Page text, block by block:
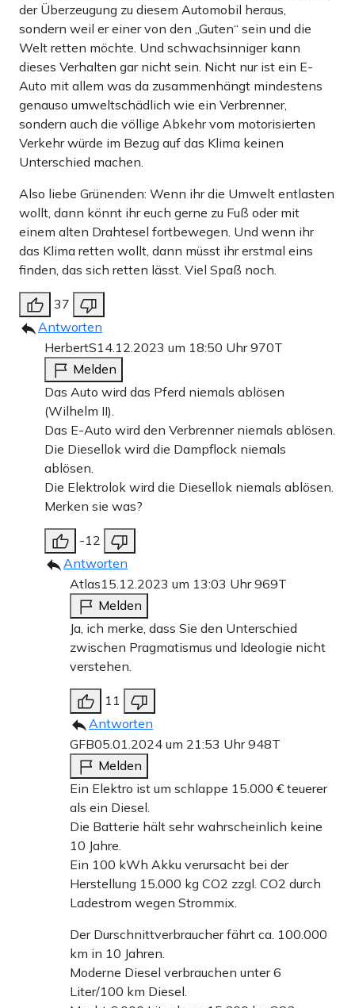
der Überzeugung zu diesem Automobil heraus,
sondern weil er einer von den „Guten“ sein und die
Welt retten möchte. Und schwachsinniger kann
dieses Verhalten gar nicht sein. Nicht nur ist ein E-
Auto mit allem was da zusammenhängt mindestens
genauso umweltschädlich wie ein Verbrenner,
sondern auch die völlige Abkehr vom motorisierten
Verkehr würde im Bezug auf das Klima keinen
Unterschied machen.
Also liebe Grünenden: Wenn ihr die Umwelt entlasten
wollt, dann könnt ihr euch gerne zu Fuß oder mit
einem alten Drahtesel fortbewegen. Und wenn ihr
das Klima retten wollt, dann müsst ihr erstmal eins
finden, das sich retten lässt. Viel Spaß noch.
37
Antworten
HerbertS14.12.2023 um 18:50 Uhr970T
Melden
Das Auto wird das Pferd niemals ablösen
(Wilhelm II).
Das E-Auto wird den Verbrenner niemals ablösen.
Die Diesellok wird die Dampflock niemals
ablösen.
Die Elektrolok wird die Diesellok niemals ablösen.
Merken sie was?
-12
Antworten
Atlas15.12.2023 um 13:03 Uhr969T
Melden
Ja, ich merke, dass Sie den Unterschied
zwischen Pragmatismus und Ideologie nicht
verstehen.
11
Antworten
GFB05.01.2024 um 21:53 Uhr948T
Melden
Ein Elektro ist um schlappe 15.000 € teuerer
als ein Diesel.
Die Batterie hält sehr wahrscheinlich keine
10 Jahre.
Ein 100 kWh Akku verursacht bei der
Herstellung 15.000 kg CO2 zzgl. CO2 durch
Ladestrom wegen Strommix.
Der Durschnittverbraucher fährt ca. 100.000
km in 10 Jahren.
Moderne Diesel verbrauchen unter 6
Liter/100 km Diesel.